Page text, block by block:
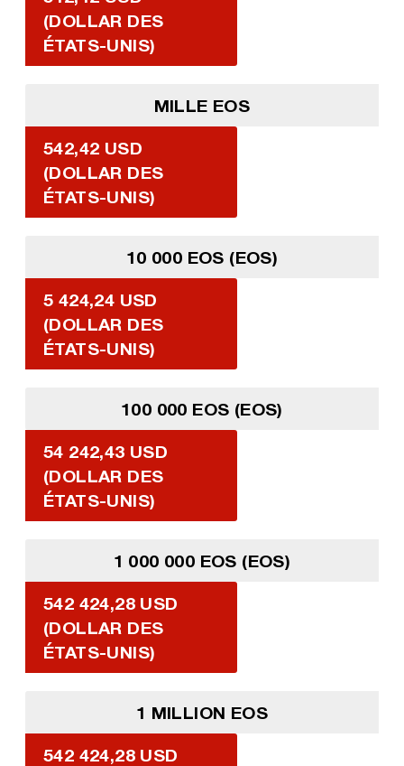
(DOLLAR DES
ÉTATS-UNIS)
MILLE EOS
542,42 USD
(DOLLAR DES
ÉTATS-UNIS)
10 000 EOS (EOS)
5 424,24 USD
(DOLLAR DES
ÉTATS-UNIS)
100 000 EOS (EOS)
54 242,43 USD
(DOLLAR DES
ÉTATS-UNIS)
1 000 000 EOS (EOS)
542 424,28 USD
(DOLLAR DES
ÉTATS-UNIS)
1 MILLION EOS
542 424,28 USD